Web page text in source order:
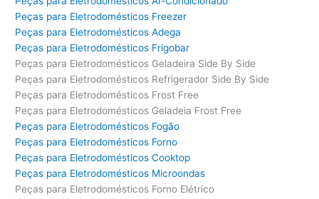
Peças para Eletrodomésticos Freezer
Peças para Eletrodomésticos Adega
Peças para Eletrodomésticos Frigobar
Peças para Eletrodomésticos Geladeira Side By Side
Peças para Eletrodomésticos Refrigerador Side By Side
Peças para Eletrodomésticos Frost Free
Peças para Eletrodomésticos Geladeia Frost Free
Peças para Eletrodomésticos Fogão
Peças para Eletrodomésticos Forno
Peças para Eletrodomésticos Cooktop
Peças para Eletrodomésticos Microondas
Peças para Eletrodomésticos Forno Elétrico